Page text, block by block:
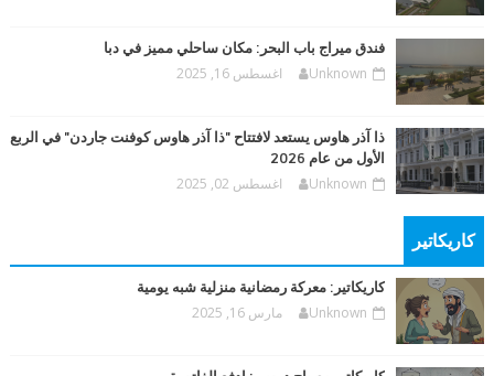
فندق ميراج باب البحر: مكان ساحلي مميز في دبا
Unknown اغسطس 16, 2025
ذا آذر هاوس يستعد لافتتاح "ذا آذر هاوس كوفنت جاردن" في الربع
الأول من عام 2026
Unknown اغسطس 02, 2025
كاريكاتير
كاريكاتير: معركة رمضانية منزلية شبه يومية
Unknown مارس 16, 2025